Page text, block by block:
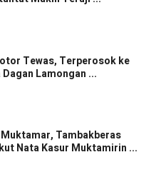
Tewas, Terperosok ke
Lamongan ...
Tambakberas
Nata Kasur Muktamirin ...